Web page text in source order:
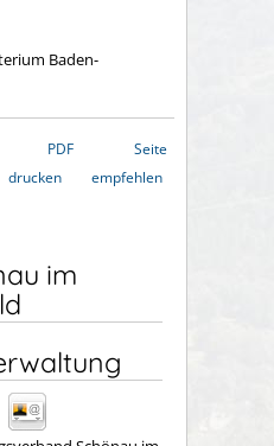
Baden-
PDF
drucken
Seite
empfehlen
im